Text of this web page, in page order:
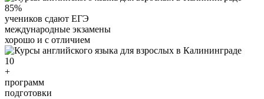
85%
учеников сдают ЕГЭ
международные экзамены
хорошо и с отличием
10
+
программ
подготовки